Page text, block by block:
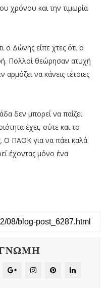
χρόνου και την τιμωρία
ο Δώνης είπε χτες ότι ο
Πολλοί θεώρησαν ατυχή
να κάνεις τέτοιες
δεν μπορεί να παίζει
έχει, ούτε και το
Ο ΠΑΟΚ για να πάει καλά
έχοντας μόνο ένα
ΓΝΩΜΗ